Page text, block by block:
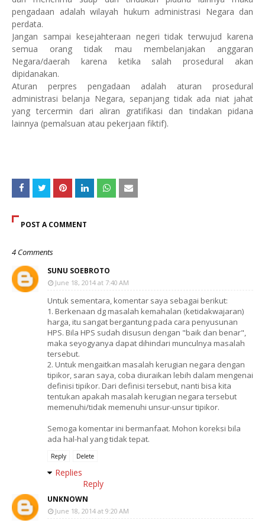
pengadaan adalah wilayah hukum administrasi Negara dan
perdata.
Jangan sampai kesejahteraan negeri tidak terwujud karena
semua orang tidak mau membelanjakan anggaran
Negara/daerah karena ketika salah prosedural akan
dipidanakan.
Aturan perpres pengadaan adalah aturan prosedural
administrasi belanja Negara, sepanjang tidak ada niat jahat
yang tercermin dari aliran gratifikasi dan tindakan pidana
lainnya (pemalsuan atau pekerjaan fiktif).
POST A COMMENT
4 Comments
SUNU SOEBROTO
June 18, 2014 at 7:40 AM
Untuk sementara, komentar saya sebagai berikut:
1. Berkenaan dg masalah kemahalan (ketidakwajaran)
harga, itu sangat bergantung pada cara penyusunan
HPS. Bila HPS sudah disusun dengan "baik dan benar",
maka seyogyanya dapat dihindari munculnya masalah
tersebut.
2. Untuk mengaitkan masalah kerugian negara dengan
tipikor, saran saya, coba diuraikan lebih dalam mengenai
definisi tipikor. Dari definisi tersebut, nanti bisa kita
tentukan apakah masalah kerugian negara tersebut
memenuhi/tidak memenuhi unsur-unsur tipikor.
Semoga komentar ini bermanfaat. Mohon koreksi bila
ada hal-hal yang tidak tepat.
Reply Delete
Replies
Reply
UNKNOWN
June 18, 2014 at 9:20 AM